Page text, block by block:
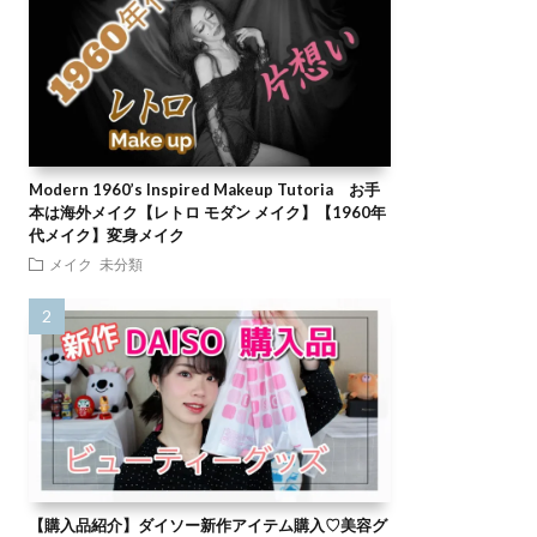
Modern 1960’s Inspired Makeup Tutoria お手
本は海外メイク【レトロ モダン メイク】【1960年
代メイク】変身メイク
メイク 未分類
【購入品紹介】ダイソー新作アイテム購入♡美容グ